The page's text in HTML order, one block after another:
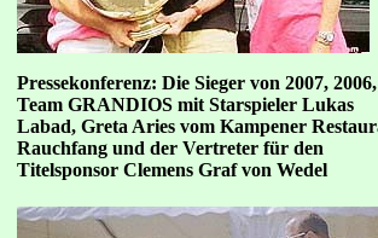
Pressekonferenz: Die Sieger von 2007,
Team GRANDIOS mit Starspieler Lukas
Labad, Greta Aries vom Kampener
Rauchfang und der Vertreter für den
Titelsponsor Clemens Graf von Wedel